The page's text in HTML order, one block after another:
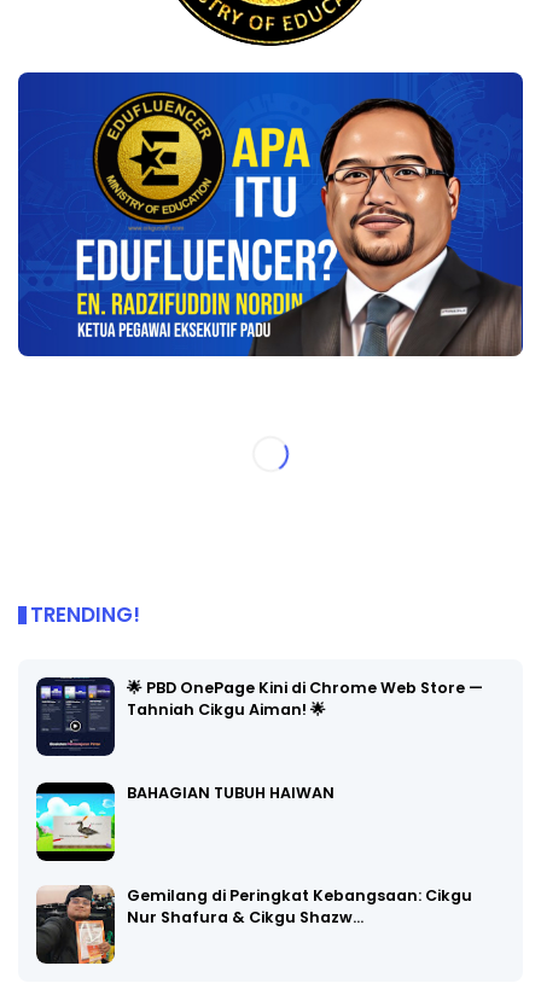
TRENDING!
🌟 PBD OnePage Kini di Chrome Web Store —
Tahniah Cikgu Aiman! 🌟
BAHAGIAN TUBUH HAIWAN
Gemilang di Peringkat Kebangsaan: Cikgu
Nur Shafura & Cikgu Shazw…